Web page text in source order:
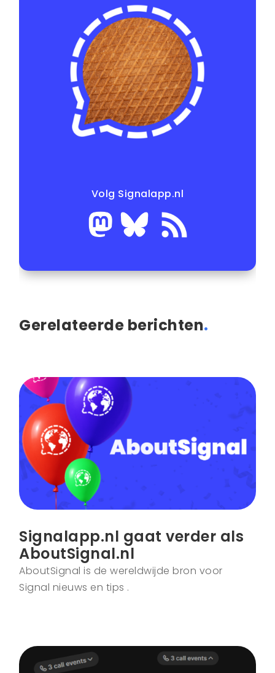
Volg Signalapp.nl
Gerelateerde berichten.
Signalapp.nl gaat verder als
AboutSignal.nl
AboutSignal is de wereldwijde bron voor
Signal nieuws en tips .